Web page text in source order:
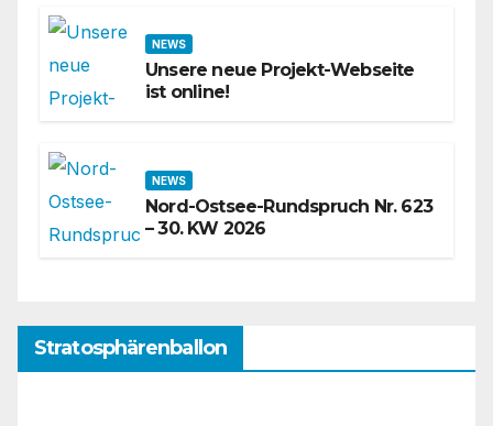
NEWS
Unsere neue Projekt-Webseite
ist online!
NEWS
Nord-Ostsee-Rundspruch Nr. 623
– 30. KW 2026
Stratosphärenballon